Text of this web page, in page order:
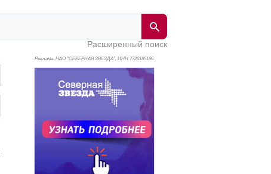
Расширенный поиск
Реклама. НАО "СЕВЕРНАЯ ЗВЕЗДА", ИНН 7720185196